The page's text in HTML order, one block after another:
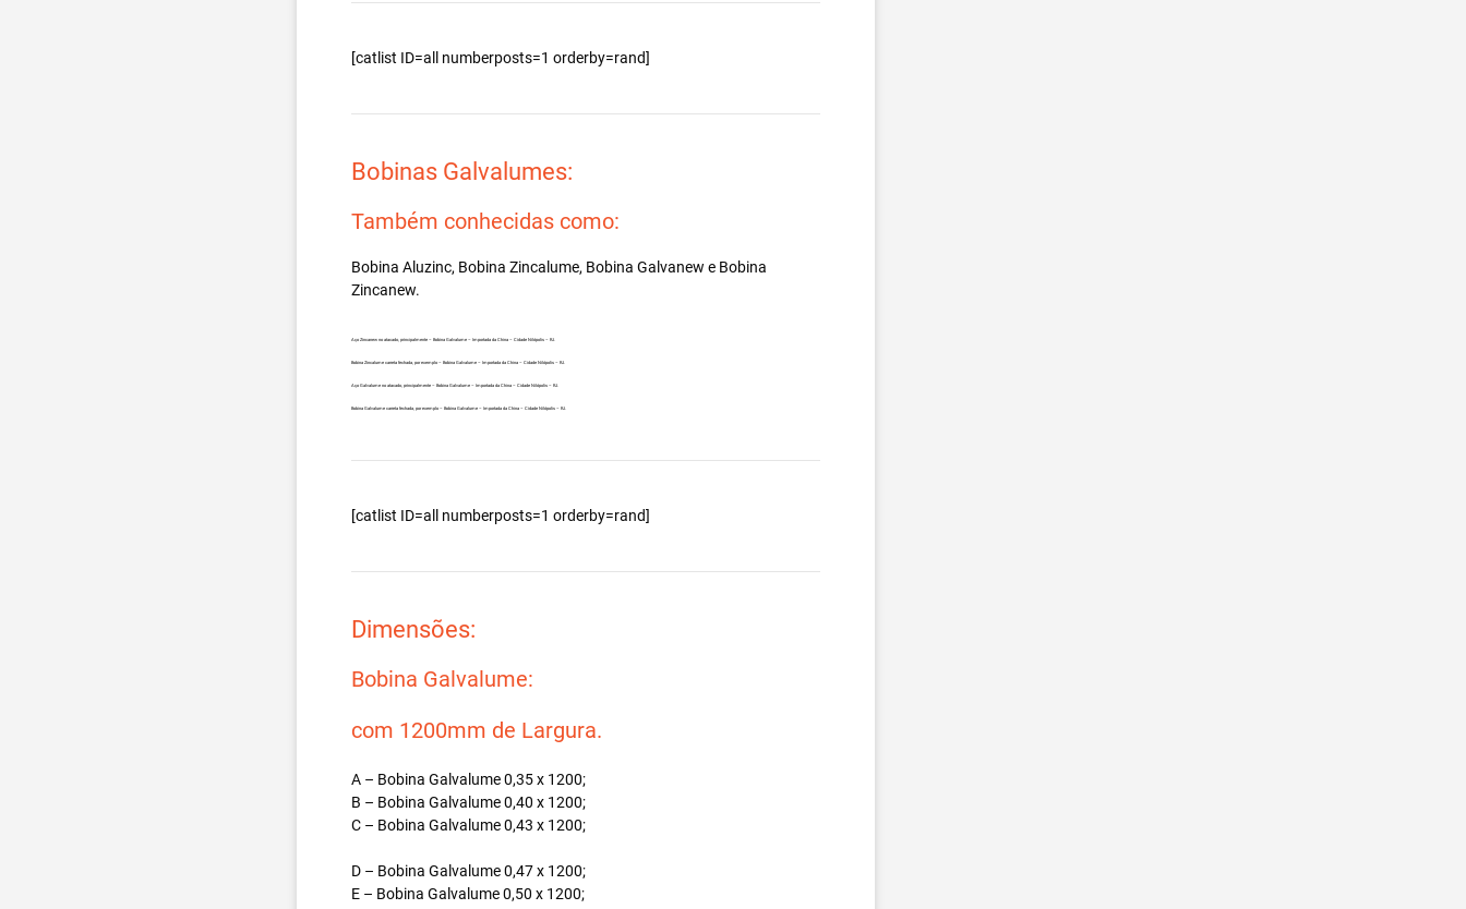
[catlist ID=all numberposts=1 orderby=rand]
Bobinas Galvalumes:
Também conhecidas como:
Bobina Aluzinc, Bobina Zincalume, Bobina Galvanew e Bobina
Zincanew.
Aço Zincanew no atacado, principalmente – Bobina Galvalume – Importada da China – Cidade Nilópolis – RJ.
Bobina Zincalume carreta fechada, por exemplo – Bobina Galvalume – Importada da China – Cidade Nilópolis – RJ.
Aço Galvalume no atacado, principalmente – Bobina Galvalume – Importada da China – Cidade Nilópolis – RJ.
Bobina Galvalume carreta fechada, por exemplo – Bobina Galvalume – Importada da China – Cidade Nilópolis – RJ.
[catlist ID=all numberposts=1 orderby=rand]
Dimensões:
Bobina Galvalume:
com 1200mm de Largura.
A – Bobina Galvalume 0,35 x 1200;
B – Bobina Galvalume 0,40 x 1200;
C – Bobina Galvalume 0,43 x 1200;
D – Bobina Galvalume 0,47 x 1200;
E – Bobina Galvalume 0,50 x 1200;